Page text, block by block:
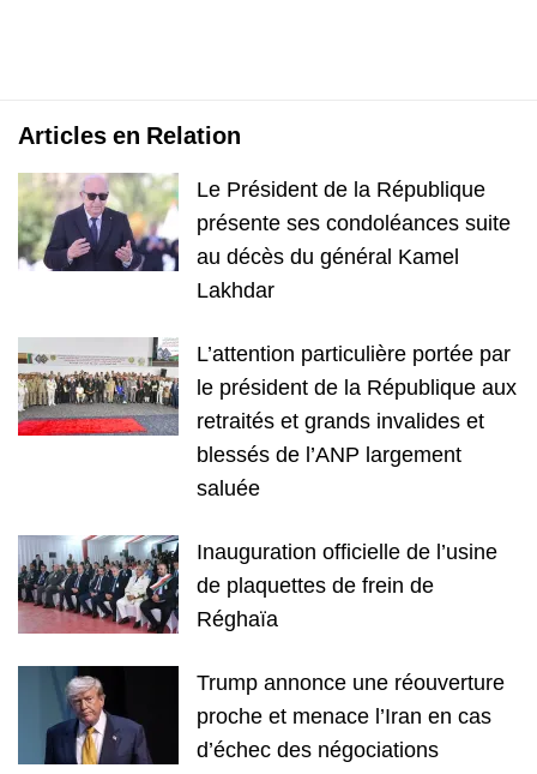
Articles en Relation
Le Président de la République
présente ses condoléances suite
au décès du général Kamel
Lakhdar
L’attention particulière portée par
le président de la République aux
retraités et grands invalides et
blessés de l’ANP largement
saluée
Inauguration officielle de l’usine
de plaquettes de frein de
Réghaïa
Trump annonce une réouverture
proche et menace l’Iran en cas
d’échec des négociations